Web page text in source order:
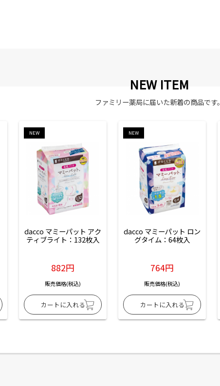
NEW ITEM
ファミリー薬局に届いた新着の商品です。
NEW
dacco マミーパット アク
ティブライト：132枚入
882円
販売価格(税込)
NEW
dacco マミーパット ロン
グタイム：64枚入
764円
販売価格(税込)